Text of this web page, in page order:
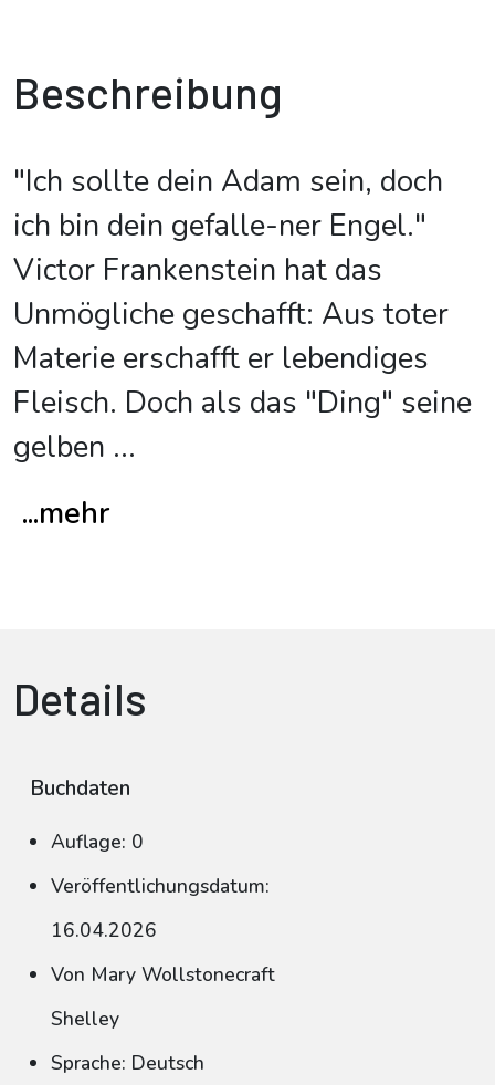
Beschreibung
"Ich sollte dein Adam sein, doch
ich bin dein gefalle-ner Engel."
Victor Frankenstein hat das
Unmögliche geschafft: Aus toter
Materie erschafft er lebendiges
Fleisch. Doch als das "Ding" seine
gelben ...
...mehr
Details
Buchdaten
Auflage: 0
Veröffentlichungsdatum:
16.04.2026
Von Mary Wollstonecraft
Shelley
Sprache: Deutsch